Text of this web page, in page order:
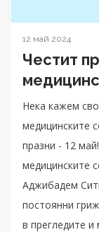
12 май 2024
Честит
Нека кажем
медицинските
празни - 12
медицинските
Аджибадем
постоянни
в прегледите и